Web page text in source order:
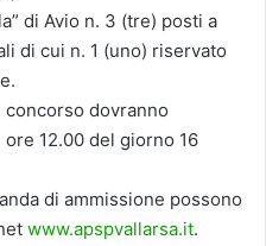
di Avio n. 3 (tre) posti a
di cui n. 1 (uno) riservato
concorso dovranno
12.00 del giorno 16
di ammissione possono
www.apspvallarsa.it.